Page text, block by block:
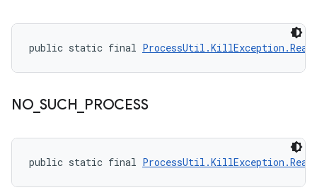
public static final
NO_SUCH PROCESS
public static final